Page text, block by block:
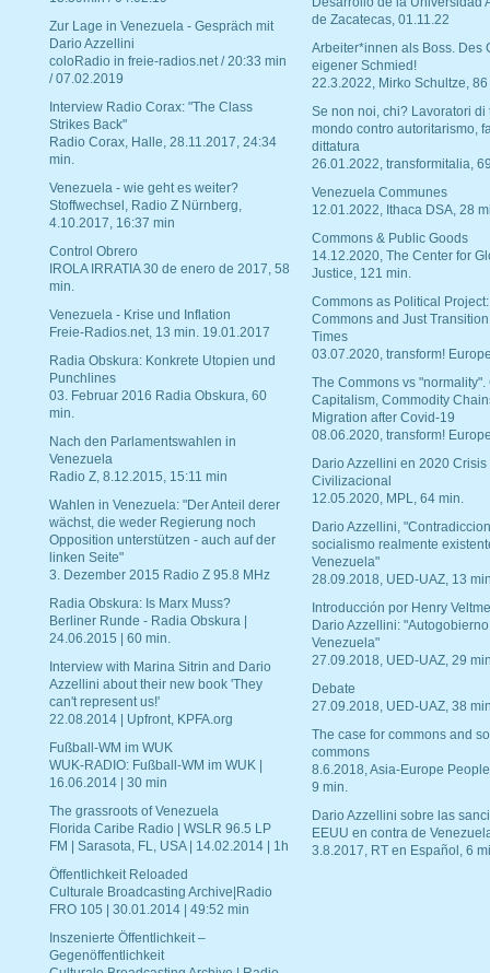
Zur Lage in Venezuela - Gespräch mit
Dario Azzellini
coloRadio in freie-radios.net / 20:33 min
/ 07.02.2019
Interview Radio Corax: "The Class
Strikes Back"
Radio Corax, Halle, 28.11.2017, 24:34
min.
Venezuela - wie geht es weiter?
Stoffwechsel, Radio Z Nürnberg,
4.10.2017, 16:37 min
Control Obrero
IROLA IRRATIA 30 de enero de 2017, 58
min.
Venezuela - Krise und Inflation
Freie-Radios.net, 13 min. 19.01.2017
Radia Obskura: Konkrete Utopien und
Punchlines
03. Februar 2016 Radia Obskura, 60
min.
Nach den Parlamentswahlen in
Venezuela
Radio Z, 8.12.2015, 15:11 min
Wahlen in Venezuela: "Der Anteil derer
wächst, die weder Regierung noch
Opposition unterstützen - auch auf der
linken Seite"
3. Dezember 2015 Radio Z 95.8 MHz
Radia Obskura: Is Marx Muss?
Berliner Runde - Radia Obskura |
24.06.2015 | 60 min.
Interview with Marina Sitrin and Dario
Azzellini about their new book 'They
can't represent us!'
22.08.2014 | Upfront, KPFA.org
Fußball-WM im WUK
WUK-RADIO: Fußball-WM im WUK |
16.06.2014 | 30 min
The grassroots of Venezuela
Florida Caribe Radio | WSLR 96.5 LP
FM | Sarasota, FL, USA | 14.02.2014 | 1h
Öffentlichkeit Reloaded
Culturale Broadcasting Archive|Radio
FRO 105 | 30.01.2014 | 49:52 min
Inszenierte Öffentlichkeit –
Gegenöffentlichkeit
de Zacatecas, 01.11.22
Arbeiter*innen als Boss. Des
eigener Schmied!
22.3.2022, Mirko Schultze, 86
Se non noi, chi? Lavoratori di
mondo contro autoritarismo,
dittatura
26.01.2022, transformitalia,
Venezuela Communes
12.01.2022, Ithaca DSA, 28
Commons & Public Goods
14.12.2020, The Center for
Justice, 121 min.
Commons as Political Project:
Commons and Just
Times
03.07.2020, transform!
The Commons vs "normality".
Capitalism, Commodity
Migration after Covid-19
08.06.2020, transform!
Dario Azzellini en 2020 Crisis
Civilizacional
12.05.2020, MPL, 64 min.
Dario Azzellini,
socialismo realmente
Venezuela"
28.09.2018, UED-UAZ, 13
Introducción por Henry
Dario Azzellini:
Venezuela"
27.09.2018, UED-UAZ, 29
Debate
27.09.2018, UED-UAZ, 38
The case for commons and
commons
8.6.2018, Asia-Europe
9 min.
Dario Azzellini sobre las
EEUU en contra de
3.8.2017, RT en Español, 6